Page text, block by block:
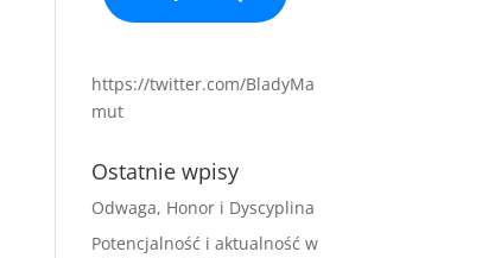
https://twitter.com/BladyMa
mut
Ostatnie wpisy
Odwaga, Honor i Dyscyplina
Potencjalność i aktualność w